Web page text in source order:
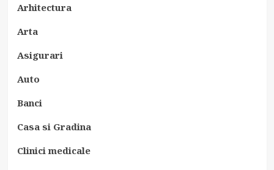
Arhitectura
Arta
Asigurari
Auto
Banci
Casa si Gradina
Clinici medicale